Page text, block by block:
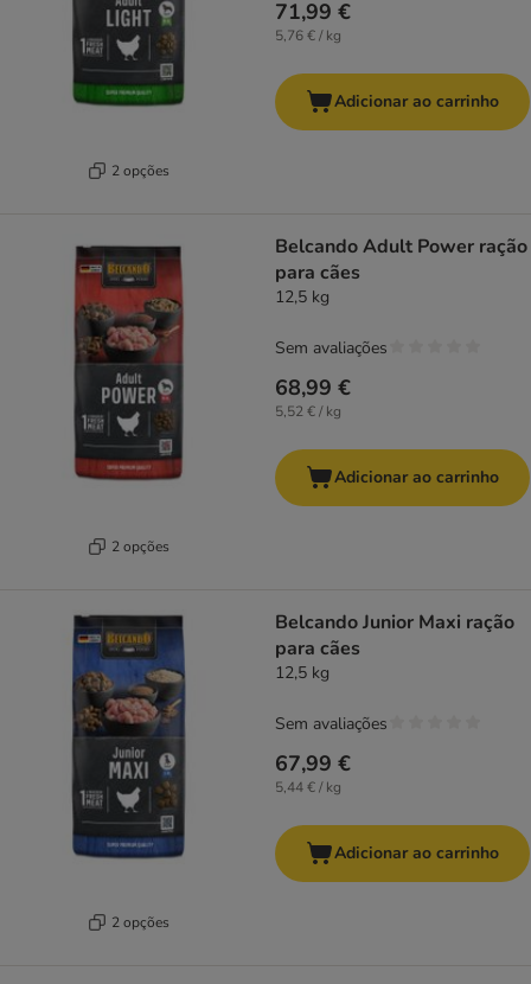
2 opções
71,99 €
5,76 € / kg
Adicionar ao carrinho
2 opções
Belcando Adult Power ração
para cães
12,5 kg
68,99 €
5,52 € / kg
Sem avaliações
Adicionar ao carrinho
2 opções
Belcando Junior Maxi ração
para cães
12,5 kg
67,99 €
5,44 € / kg
Sem avaliações
Adicionar ao carrinho